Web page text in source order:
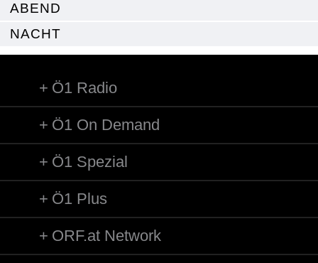
ABEND
NACHT
Ö1 Radio
Ö1 On Demand
Ö1 Spezial
Ö1 Plus
ORF.at Network